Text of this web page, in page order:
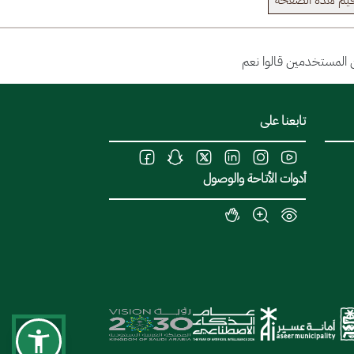
تابعنا على
أدوات الأتاحة والوصول